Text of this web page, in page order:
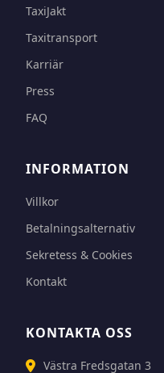
TaxiJakt
Taxitransport
Karriär
Press
FAQ
INFORMATION
Villkor
Betalningsalternativ
Sekretess & Cookies
Kontakt
KONTAKTA OSS
Västra Fredsgatan 3